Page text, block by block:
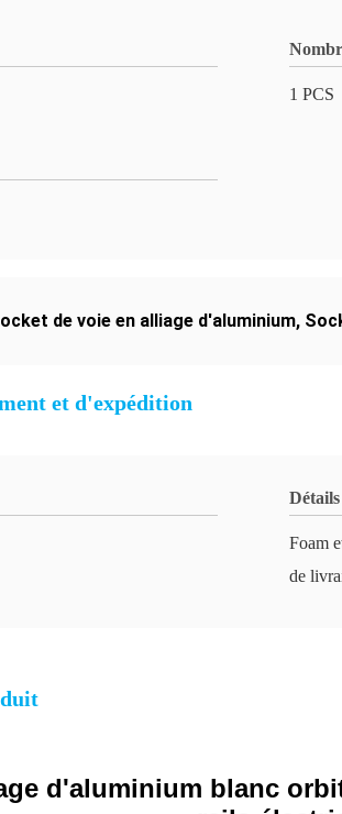
1 PCS
de voie en alliage d'aluminium,
et d'expédition
Foam
de
d'aluminium blanc